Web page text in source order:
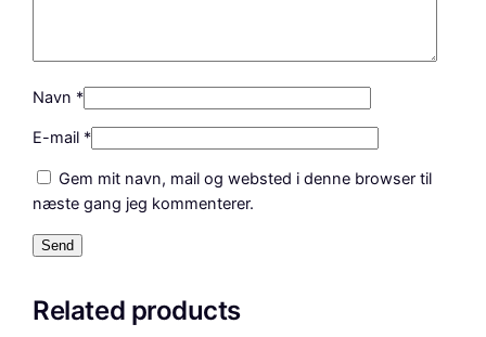
Navn *
E-mail *
Gem mit navn, mail og websted i denne browser til
næste gang jeg kommenterer.
Related products